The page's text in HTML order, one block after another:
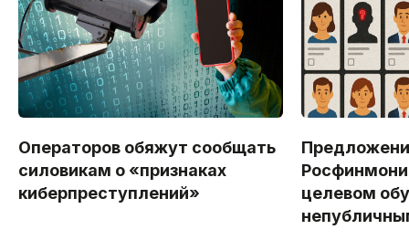
Операторов обяжут сообщать
силовикам о «признаках
киберпреступлений»
целевом